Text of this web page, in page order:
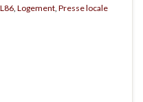
, Logement, Presse locale